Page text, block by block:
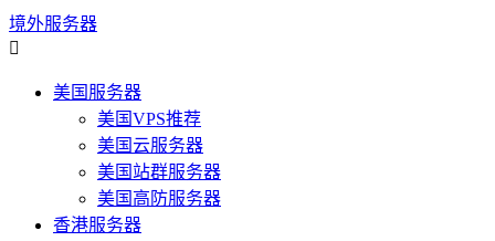
境外服务器

美国服务器
美国VPS推荐
美国云服务器
美国站群服务器
美国高防服务器
香港服务器